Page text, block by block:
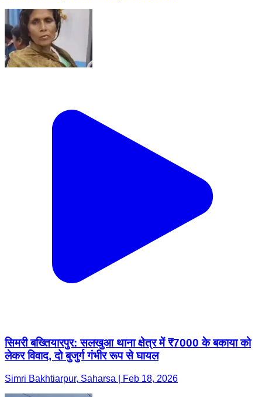
सिमरी बख्तियारपुर: सलखुआ थाना क्षेत्र में ₹7000 के बकाया को
लेकर विवाद, दो बुजुर्ग गंभीर रूप से घायल
Simri Bakhtiarpur, Saharsa | Feb 18, 2026